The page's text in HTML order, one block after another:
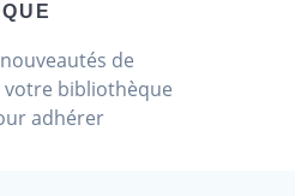
de
votre bibliothèque
adhérer